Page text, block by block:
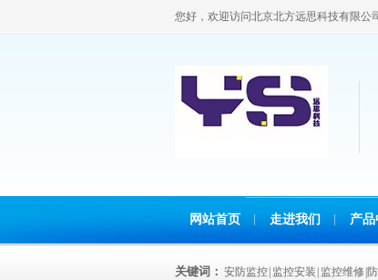
您好，欢迎访问北京北方远思科技有限公
网站首页 走进我们 产
关键词： 安防监控 | 监控安装 | 监控维修 |